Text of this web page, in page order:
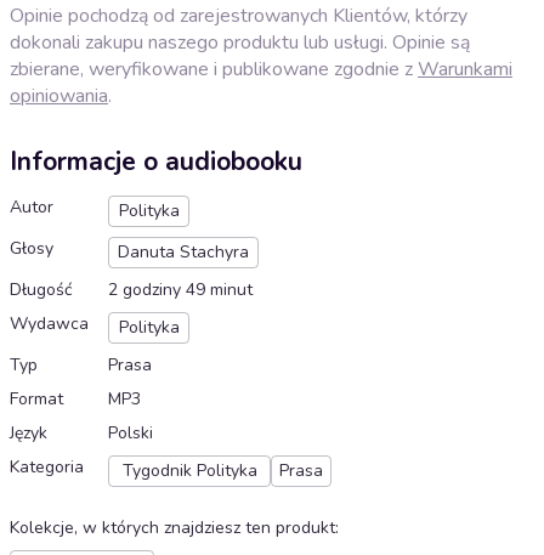
Opinie pochodzą od zarejestrowanych Klientów, którzy
dokonali zakupu naszego produktu lub usługi. Opinie są
zbierane, weryfikowane i publikowane zgodnie zWarunkami
opiniowania.
Informacje o audiobooku
Autor
Polityka
Głosy
Danuta Stachyra
Długość
2 godziny 49 minut
Wydawca
Polityka
Typ
Prasa
Format
MP3
Język
Polski
Kategoria
Tygodnik Polityka Prasa
Kolekcje, w których znajdziesz ten produkt: